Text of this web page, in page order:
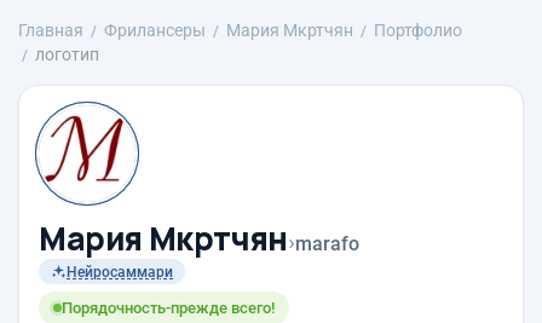
Главная Фрилансеры Mария Мкртчян
Портфолио
логотип
Mария Мкртчян›marafo
Нейросаммари
Порядочность-прежде всего!